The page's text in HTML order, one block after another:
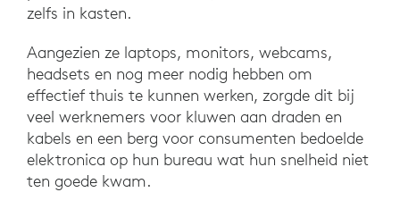
zelfs in kasten.
Aangezien ze laptops, monitors, webcams,
headsets en nog meer nodig hebben om
effectief thuis te kunnen werken, zorgde dit bij
veel werknemers voor kluwen aan draden en
kabels en een berg voor consumenten bedoelde
elektronica op hun bureau wat hun snelheid niet
ten goede kwam.